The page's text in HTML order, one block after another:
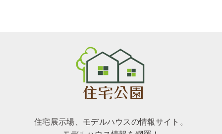
住宅展示場、モデルハウスの情報サイト。